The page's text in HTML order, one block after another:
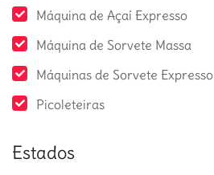
Máquina de Açaí Expresso
Máquina de Sorvete Massa
Máquinas de Sorvete Expresso
Picoleteiras
Estados